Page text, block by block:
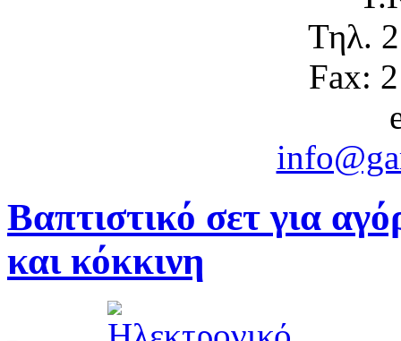
Τηλ.
Fax:
Βαπτιστικό σετ για
και κόκκινη